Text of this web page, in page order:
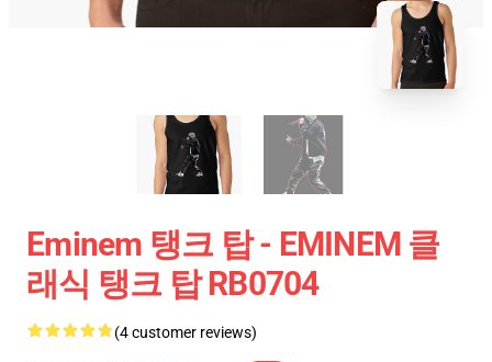
Eminem 탱크 탑 - EMINEM 클
래식 탱크 탑 RB0704
(4 customer reviews)